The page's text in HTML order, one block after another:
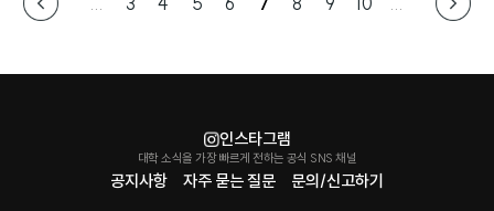
공지사항 자주 묻는 질문 문의/신고하기
인스타그램
대학 소식을 가장 빠르게 전하는 공식 SNS 채널